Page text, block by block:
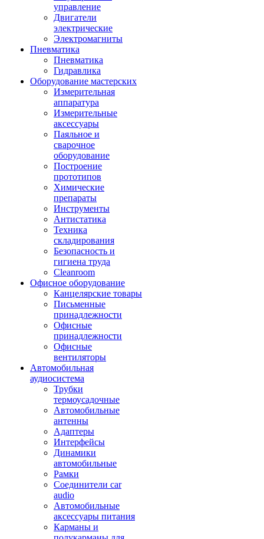
управление
Двигатели
электрические
Электромагниты
Пневматика
Пневматика
Гидравлика
Оборудование мастерских
Измерительная
аппаратура
Измерительные
аксессуары
Паяльное и
сварочное
оборудование
Построение
прототипов
Химические
препараты
Инструменты
Aнтистатика
Техника
складирования
Безопасность и
гигиена труда
Cleanroom
Офисное оборудование
Канцелярские товары
Письменные
принадлежности
Офисные
принадлежности
Офисные
вентиляторы
Автомобильная
аудиосистема
Трубки
термоусадочные
Автомобильные
антенны
Адаптеры
Интерфейсы
Динамики
автомобильные
Рамки
Соединители car
audio
Автомобильные
аксессуары питания
Карманы и